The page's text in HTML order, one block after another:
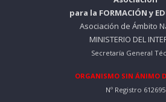
para la FORMACIÓN y
Asociación de Ámbito
MINISTERIO DEL
Secretaría General
ORGANISMO SIN ÁNIMO
Nº Registro 612695